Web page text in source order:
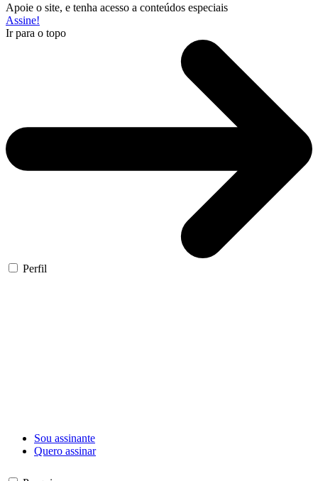
Apoie o site, e tenha acesso a conteúdos especiais
Assine!
Ir para o topo
Perfil
Sou assinante
Quero assinar